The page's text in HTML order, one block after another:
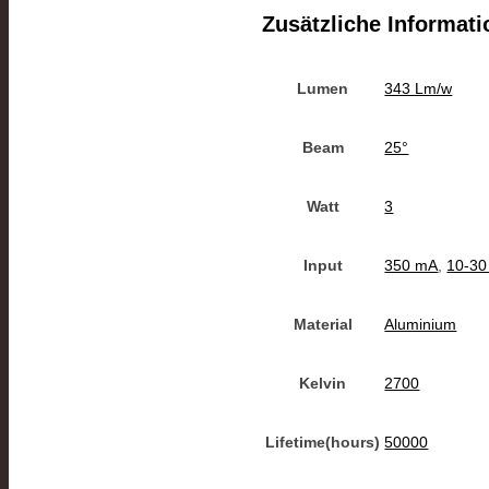
Zusätzliche
Lumen 343 Lm/w
Beam 25°
Watt 3
Input 350 mA, 10-
Material Aluminium
Kelvin 2700
Lifetime(hours) 50000